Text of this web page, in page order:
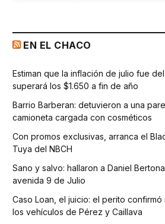
EN EL CHACO
Estiman que la inflación de julio fue
superará los $1.650 a fin de año
Barrio Barberan: detuvieron a una
camioneta cargada con cosméticos
Con promos exclusivas, arranca el
Tuya del NBCH
Sano y salvo: hallaron a Daniel
avenida 9 de Julio
Caso Loan, el juicio: el perito
los vehículos de Pérez y Caillava